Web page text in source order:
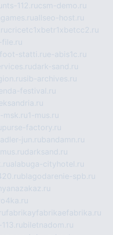
112.rucsm-demo.ru
allseo-host.ru
cricetc1xbetr1xbetcc2.ru
statti.rue-abis1c.ru
dark-sand.ru
sib-archives.ru
festival.ru
msk.ru1-mus.ru
purse-factory.ru
adler-jun.rubandamn.ru
darksand.ru
alabuga-cityhotel.ru
blagodarenie-spb.ru
fabrikayfabrikaefabrika.ru
biletnadom.ru